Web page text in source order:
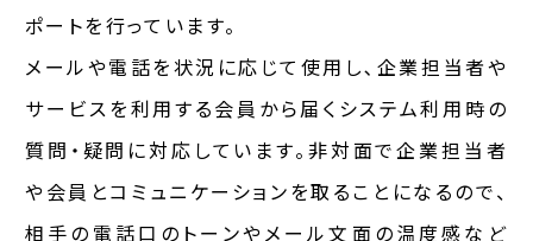
ポートを行っています。
メールや電話を状況に応じて使用し､企業担当者や
サービスを利用する会員から届くシステム利用時の
質問・疑問に対応しています。非対面で企業担当者
や会員とコミュニケーションを取ることになるので、
相手の電話口のトーンやメール文面の温度感など